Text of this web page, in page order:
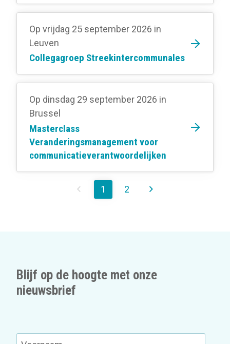
Op vrijdag 25 september 2026 in
Leuven
Collegagroep Streekintercommunales
Op dinsdag 29 september 2026 in
Brussel
Masterclass
Veranderingsmanagement voor
communicatieverantwoordelijken
1 2
Blijf op de hoogte met onze
nieuwsbrief